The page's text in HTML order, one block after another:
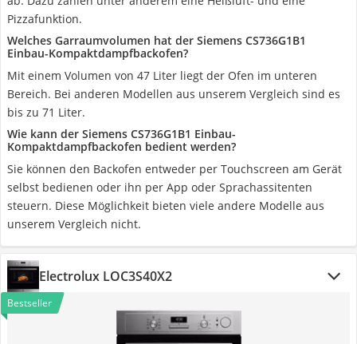
Pizzafunktion.
Welches Garraumvolumen hat der Siemens CS736G1B1
Einbau-Kompaktdampfbackofen?
Mit einem Volumen von 47 Liter liegt der Ofen im unteren
Bereich. Bei anderen Modellen aus unserem Vergleich sind es
bis zu 71 Liter.
Wie kann der Siemens CS736G1B1 Einbau-
Kompaktdampfbackofen bedient werden?
Sie können den Backofen entweder per Touchscreen am Gerät
selbst bedienen oder ihn per App oder Sprachassitenten
steuern. Diese Möglichkeit bieten viele andere Modelle aus
unserem Vergleich nicht.
Electrolux LOC3S40X2
Bestseller